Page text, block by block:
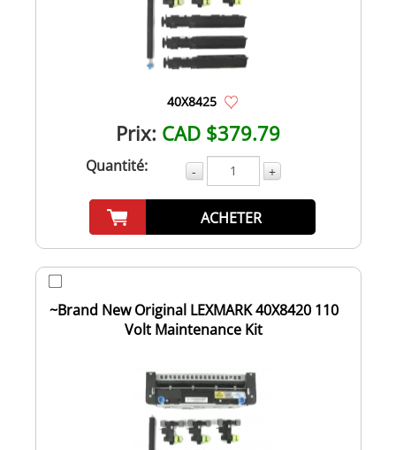
40X8425
Prix: CAD $379.79
Quantité: - +
ACHETER
~Brand New Original LEXMARK 40X8420 110
Volt Maintenance Kit